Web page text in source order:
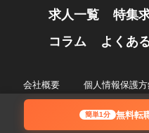
簡単1分 無料転
求人一覧 特集
コラム
よくあ
会社概要 個人情報保護
© 2024